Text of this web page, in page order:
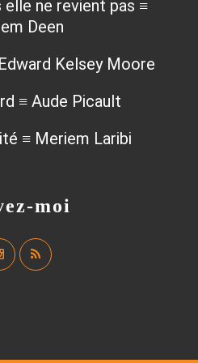
moi
elle ne revient pas ≡
Deen
Kelsey Moore
≡ Aude Picault
≡ Meriem Laribi